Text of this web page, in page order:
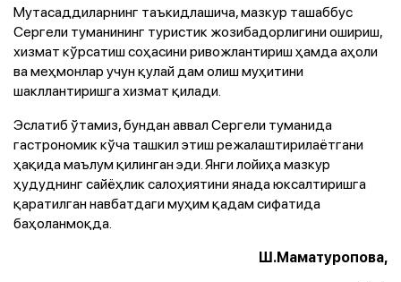
Мутасаддиларнинг таъкидлашича, мазкур ташаббус
Сергели туманининг туристик жозибадорлигини ошириш,
хизмат кўрсатиш соҳасини ривожлантириш ҳамда аҳоли
ва меҳмонлар учун қулай дам олиш муҳитини
шакллантиришга хизмат қилади.
Эслатиб ўтамиз, бундан аввал Сергели туманида
гастрономик кўча ташкил этиш режалаштирилаётгани
ҳақида маълум қилинган эди. Янги лойиҳа мазкур
ҳудуднинг сайёҳлик салоҳиятини янада юксалтиришга
қаратилган навбатдаги муҳим қадам сифатида
баҳоланмоқда.
Ш.Маматуропова,